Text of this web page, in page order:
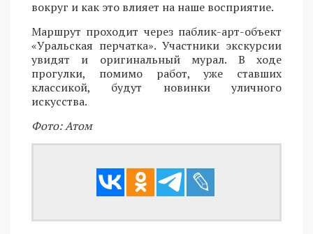
вокруг и как это влияет на наше восприятие.
Маршрут проходит через паблик-арт-объект
«Уральская перчатка». Участники экскурсии
увидят и оригинальный мурал. В ходе
прогулки, помимо работ, уже ставших
классикой, будут новинки уличного
искусства.
Фото: Атом